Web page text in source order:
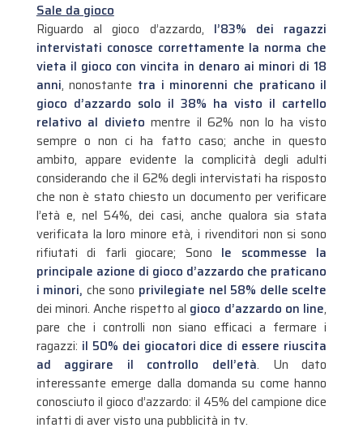
Sale da gioco
Riguardo al gioco d’azzardo, l’83% dei ragazzi
intervistati conosce correttamente la norma che
vieta il gioco con vincita in denaro ai minori di 18
anni, nonostante tra i minorenni che praticano il
gioco d’azzardo solo il 38% ha visto il cartello
relativo al divieto mentre il 62% non lo ha visto
sempre o non ci ha fatto caso; anche in questo
ambito, appare evidente la complicità degli adulti
considerando che il 62% degli intervistati ha risposto
che non è stato chiesto un documento per verificare
l’età e, nel 54%, dei casi, anche qualora sia stata
verificata la loro minore età, i rivenditori non si sono
rifiutati di farli giocare; Sono le scommesse la
principale azione di gioco d’azzardo che praticano
i minori, che sono privilegiate nel 58% delle scelte
dei minori. Anche rispetto al gioco d’azzardo on line,
pare che i controlli non siano efficaci a fermare i
ragazzi: il 50% dei giocatori dice di essere riuscita
ad aggirare il controllo dell’età. Un dato
interessante emerge dalla domanda su come hanno
conosciuto il gioco d’azzardo: il 45% del campione dice
infatti di aver visto una pubblicità in tv.